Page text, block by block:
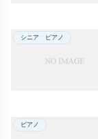
シニア ピアノ
ピアノ